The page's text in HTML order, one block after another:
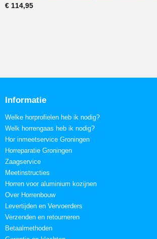
€ 114,95
Informatie
Welke horprofielen heb ik nodig?
Welk horrengaas heb ik nodig?
Hor inmeetservice Groningen
Horreparatie Groningen
Zaagservice
Meetinstructies
Horren voor aluminium kozijnen
Over Horrenbouw
Levertijden en Vervoerders
Verzenden en retourneren
Betaalmethoden